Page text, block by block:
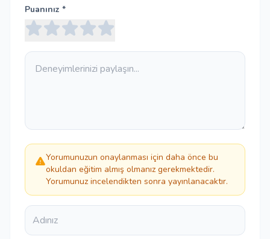
Puanınız *
Yorumunuzun onaylanması için daha önce bu
okuldan eğitim almış olmanız gerekmektedir.
Yorumunuz incelendikten sonra yayınlanacaktır.